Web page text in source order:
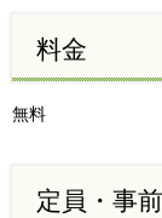
料金
無料
定員・事